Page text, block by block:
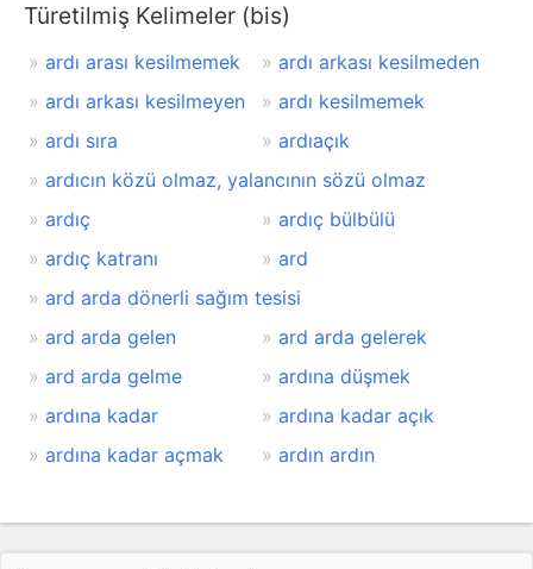
Türetilmiş Kelimeler (bis)
ardı arası kesilmemek
ardı arkası kesilmeden
ardı arkası kesilmeyen
ardı kesilmemek
ardı sıra
ardıaçık
ardıcın közü olmaz, yalancının sözü olmaz
ardıç
ardıç bülbülü
ardıç katranı
ard
ard arda dönerli sağım tesisi
ard arda gelen
ard arda gelerek
ard arda gelme
ardına düşmek
ardına kadar
ardına kadar açık
ardına kadar açmak
ardın ardın